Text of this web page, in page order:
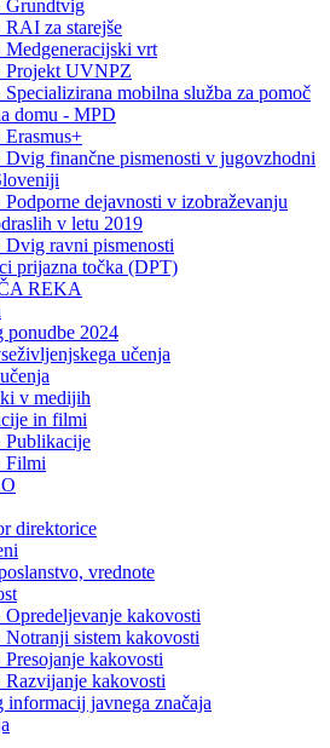
Grundtvig
RAI za starejše
Medgeneracijski vrt
Projekt UVNPZ
Specializirana mobilna služba za pomoč
domu - MPD
Erasmus+
Dvig finančne pismenosti v jugovzhodni
Podporne dejavnosti v izobraževanju
v letu 2019
Dvig ravni pismenosti
prijazna točka (DPT)
REKA
ponudbe 2024
učenja
v medijih
in filmi
Publikacije
Filmi
direktorice
vrednote
Opredeljevanje kakovosti
Notranji sistem kakovosti
Presojanje kakovosti
Razvijanje kakovosti
informacij javnega značaja